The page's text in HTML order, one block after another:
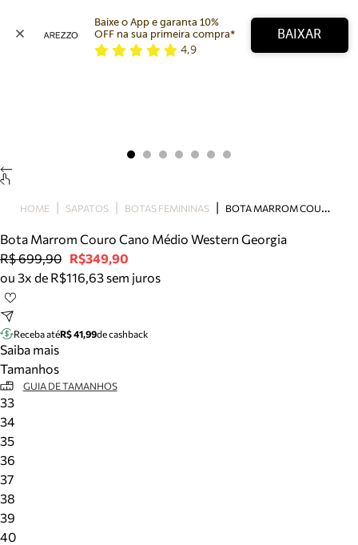
Bolsa
Tamanco
Tênis
Mule
Tire dúvidas sobre pedidos, devoluções e mais.
Meus pedidos
Acompanhe seus pedidos e solicite devoluções.
Baixe o App e garanta 10%
OFF na sua primeira compra*
4,9
BAIXAR
HOME SAPATOS BOTAS FEMININAS B
OTA MARROM COURO CANO MÉDIO WESTERN GEORGIA
Bota Marrom Couro Cano Médio Western Georgia
R$ 699,90 R$349,90
ou 3x de R$116,63 sem juros
Receba atéR$ 41,99de cashback
Saiba mais
Tamanhos
GUIA DE TAMANHOS
33
34
35
36
37
38
39
40